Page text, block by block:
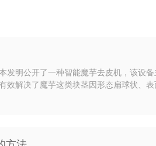
发明公开了一种智能魔芋去皮机，该
效解决了魔芋这类块茎因形态扁球状、
显著提高，突破了因魔芋处理不干净而